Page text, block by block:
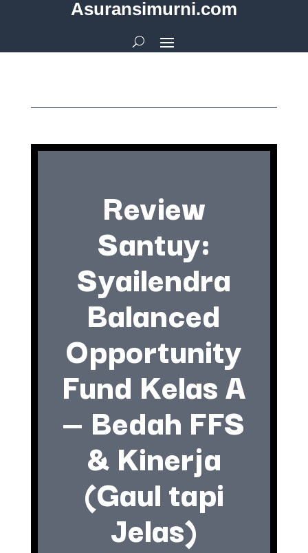
Asuransimurni.com
Review
Santuy:
Syailendra
Balanced
Opportunity
Fund Kelas A
— Bedah FFS
& Kinerja
(Gaul tapi
Jelas)